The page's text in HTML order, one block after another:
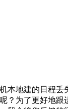
本地建的日程丢
？为了更好地跟